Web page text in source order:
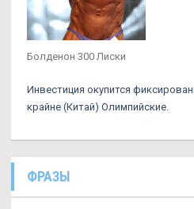
Болденон 300 Лиски
Инвестиция окупится
крайне (Китай) Олимпийские.
ФРАЗЫ